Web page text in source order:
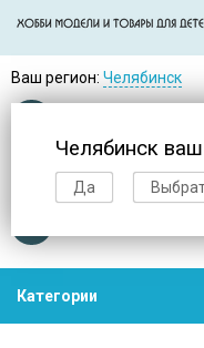
Ваш регион: Челябинск
Челябинск
Да
Доставкав день
Категории